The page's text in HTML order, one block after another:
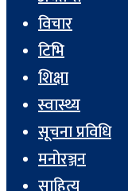
विचार
टिभि
शिक्षा
स्वास्थ्य
सूचना प्रविधि
मनोरञ्जन